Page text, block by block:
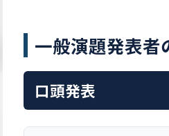
一般演題発表者
口頭発表